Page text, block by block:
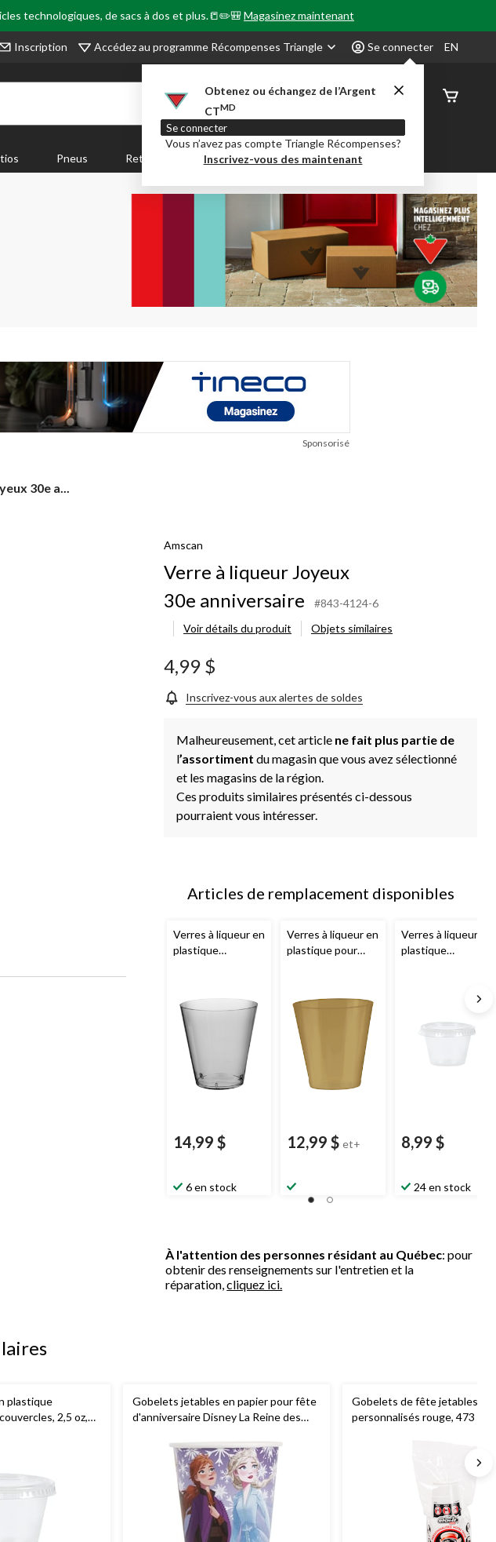
technologiques, de sacs à dos et plus.📒✏️🎒Magasinez maintenant
Inscription Accédez au programme Récompenses Triangle Se connecter
Obtenez ou échangez de l’Argent
CTMD
Se connecter
Vous n’avez pas compte Triangle Récompenses?
Inscrivez-vous des maintenant
EN
État de
Pneus Retour en Classe Party City Centre-auto
Sponsorisé
30e a...
Amscan
Verre à liqueur Joyeux
30e anniversaire
#843-4124-6
Voir détails du produit
Objets similaires
4,99 $
Inscrivez-vous aux alertes de soldes
Malheureusement, cet article ne fait plus partie de
l’assortiment du magasin que vous avez sélectionné
et les magasins de la région.
Ces produits similaires présentés ci-dessous
pourraient vous intéresser.
Articles de remplacement disponibles
Verres à liqueur en
plastique
paq. 100
14,99 $
6 en stock
Verres à liqueur en
plastique pour
12,99 $ et+
Verres à liqueur en
plastique
8,99 $
24 en stock
À l'attention des personnes résidant au Québec: pour
obtenir des renseignements sur l'entretien et la
réparation,cliquez ici.
plastique
2,5 oz,
Gobelets jetables en papier pour fête
d'anniversaire Disney La Reine des
Gobelets de fête jetables
personnalisés rouge, 473 mL,